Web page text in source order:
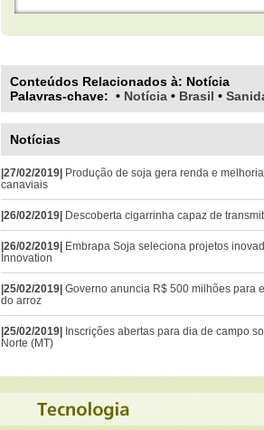
Conteúdos Relacionados à: Notícia
Palavras-chave: • Notícia • Brasil •
Notícias
|27/02/2019| Produção de soja gera renda e
canaviais
|26/02/2019| Descoberta cigarrinha capaz de
|26/02/2019| Embrapa Soja seleciona projetos
Innovation
|25/02/2019| Governo anuncia R$ 500 milhões para
do arroz
|25/02/2019| Inscrições abertas para dia de campo
Norte (MT)